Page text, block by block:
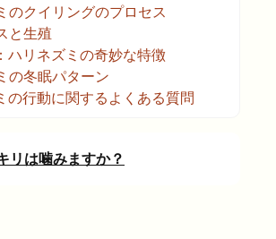
のクイリングのプロセス
と生殖
ハリネズミの奇妙な特徴
の冬眠パターン
の行動に関するよくある質問
リは噛みますか？